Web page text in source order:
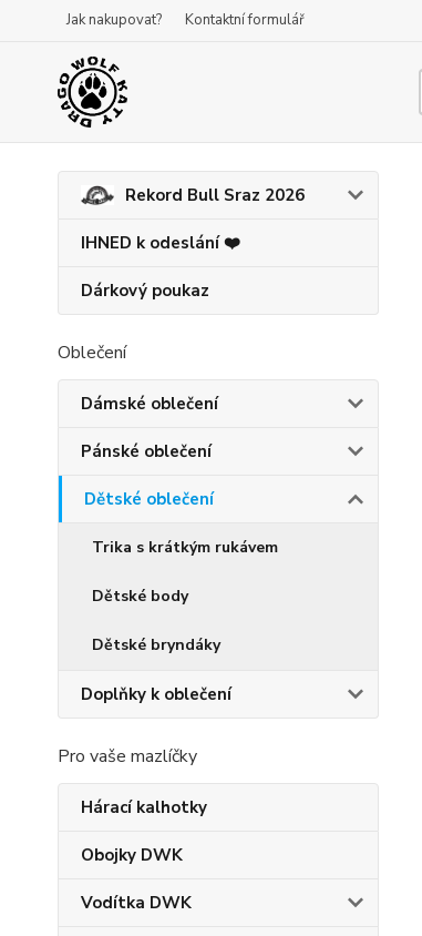
Jak nakupovat? Kontaktní formulář
Rekord Bull Sraz 2026
IHNED k odeslání ❤️
Dárkový poukaz
Oblečení
Dámské oblečení
Pánské oblečení
Dětské oblečení
Trika s krátkým rukávem
Dětské body
Dětské bryndáky
Doplňky k oblečení
Pro vaše mazlíčky
Hárací kalhotky
Obojky DWK
Vodítka DWK